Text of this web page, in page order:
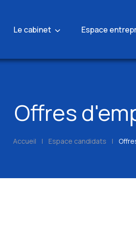
Le cabinet Espace
Offres
Accueil | Espace candidats |